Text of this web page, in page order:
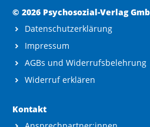
© 2026 Psychosozial-Verlag
Datenschutzerklärung
Impressum
AGBs und Widerrufsbelehrung
Widerruf erklären
Kontakt